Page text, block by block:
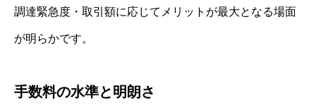
調達緊急度・取引額に応じてメリットが最大となる場面
が明らかです。
手数料の水準と明朗さ